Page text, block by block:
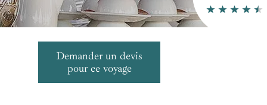
Demander un devis
pour ce voyage